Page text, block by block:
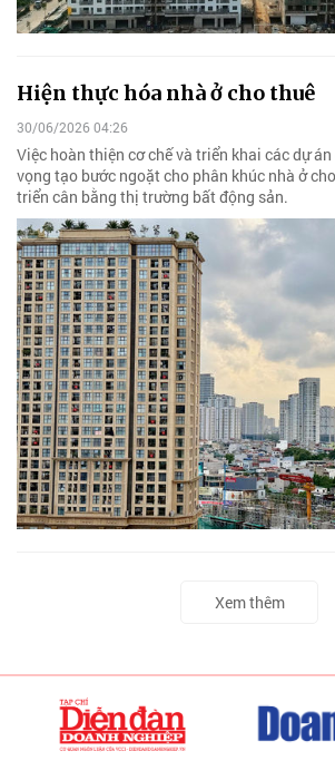
Hiện thực hóa nhà ở cho thuê
30/06/2026 04:26
Việc hoàn thiện cơ chế và triển khai các dự
vọng tạo bước ngoặt cho phân khúc nhà ở
triển cân bằng thị trường bất động sản.
Xem thêm